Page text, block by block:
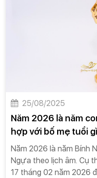
25/08/2025
Năm 2026 là năm
hợp với bố mẹ tuổi
Năm 2026 là năm Bính
Ngựa theo lịch âm. Cụ
17 tháng 02 năm 2026